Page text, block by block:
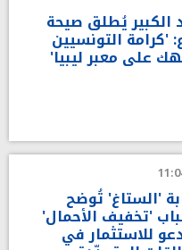
الكبير يُطلق صيحة
'كرامة التونسيين
على معبر ليبيا'
'الستاغ' تُوضح
'تخفيف الأحمال'
للاستثمار في